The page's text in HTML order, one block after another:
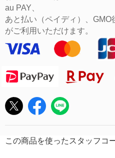
au PAY、
あと払い（ペイディ）、GMO
がご利用いただけます。
この商品を使ったスタッフコ